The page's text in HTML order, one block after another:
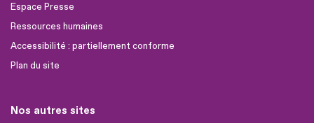
Espace Presse
Ressources humaines
Accessibilité : partiellement conforme
Plan du site
Nos autres sites